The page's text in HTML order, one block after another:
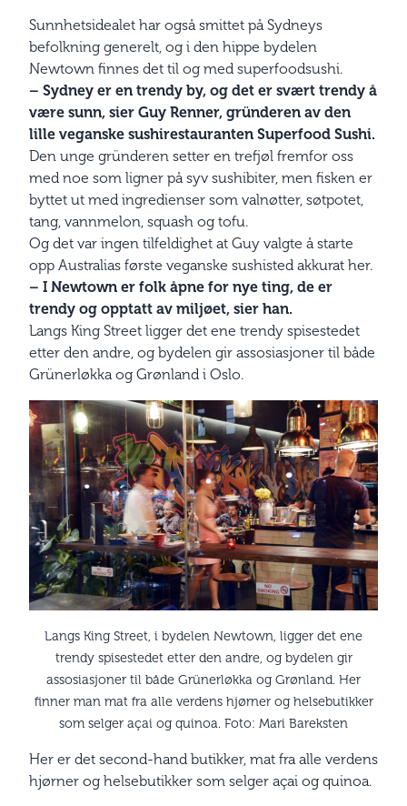
Sunnhetsidealet har også smittet på Sydneys
befolkning generelt, og i den hippe bydelen
Newtown finnes det til og med superfoodsushi.
– Sydney er en trendy by, og det er svært trendy å
være sunn, sier Guy Renner, gründeren av den
lille veganske sushirestauranten Superfood Sushi.
Den unge gründeren setter en trefjøl fremfor oss
med noe som ligner på syv sushibiter, men fisken er
byttet ut med ingredienser som valnøtter, søtpotet,
tang, vannmelon, squash og tofu.
Og det var ingen tilfeldighet at Guy valgte å starte
opp Australias første veganske sushisted akkurat her.
– I Newtown er folk åpne for nye ting, de er
trendy og opptatt av miljøet, sier han.
Langs King Street ligger det ene trendy spisestedet
etter den andre, og bydelen gir assosiasjoner til både
Grünerløkka og Grønland i Oslo.
Langs King Street, i bydelen Newtown, ligger det ene
trendy spisestedet etter den andre, og bydelen gir
assosiasjoner til både Grünerløkka og Grønland. Her
finner man mat fra alle verdens hjørner og helsebutikker
som selger açai og quinoa. Foto: Mari Bareksten
Her er det second-hand butikker, mat fra alle verdens
hjørner og helsebutikker som selger açai og quinoa.